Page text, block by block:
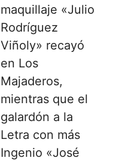
maquillaje «Julio
Rodríguez
Viñoly» recayó
en Los
Majaderos,
mientras que el
galardón a la
Letra con más
Ingenio «José